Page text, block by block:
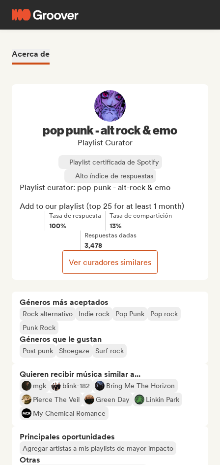
Acerca de
Géneros más aceptados
Rock alternativo Indie rock Pop Punk
Pop rock
Punk Rock
Géneros que le gustan
Post punk Shoegaze Surf rock
Quieren recibir música similar a...
mgk blink-182
Bring Me The Horizon
Pierce The Veil
Green Day
Linkin Park
My Chemical Romance
Principales oportunidades
Agregar artistas a mis playlists de mayor impacto
Otras
pop punk - alt rock & emo
Playlist Curator
Playlist certificada de Spotify
Alto índice de respuestas
Playlist curator: pop punk - alt-rock & emo
Add to our playlist (top 25 for at least 1 month)
Tasa de respuesta
100%
Tasa de compartición
13%
Respuestas dadas
3,478
Ver curadores similares